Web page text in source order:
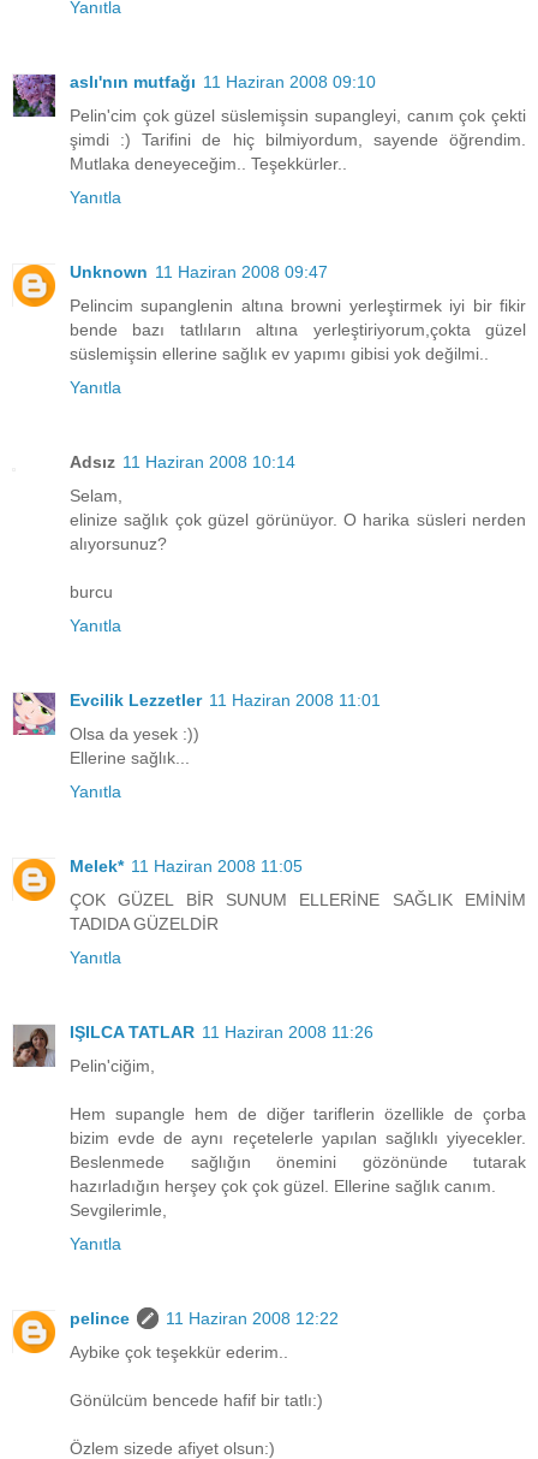
Yanıtla
aslı'nın mutfağı 11 Haziran 2008 09:10
Pelin'cim çok güzel süslemişsin supangleyi, canım çok çekti
şimdi :) Tarifini de hiç bilmiyordum, sayende öğrendim.
Mutlaka deneyeceğim.. Teşekkürler..
Yanıtla
Unknown 11 Haziran 2008 09:47
Pelincim supanglenin altına browni yerleştirmek iyi bir fikir
bende bazı tatlıların altına yerleştiriyorum,çokta güzel
süslemişsin ellerine sağlık ev yapımı gibisi yok değilmi..
Yanıtla
Adsız 11 Haziran 2008 10:14
Selam,
elinize sağlık çok güzel görünüyor. O harika süsleri nerden
alıyorsunuz?
burcu
Yanıtla
Evcilik Lezzetler 11 Haziran 2008 11:01
Olsa da yesek :))
Ellerine sağlık...
Yanıtla
Melek* 11 Haziran 2008 11:05
ÇOK GÜZEL BİR SUNUM ELLERİNE SAĞLIK EMİNİM
TADIDA GÜZELDİR
Yanıtla
IŞILCA TATLAR 11 Haziran 2008 11:26
Pelin'ciğim,
Hem supangle hem de diğer tariflerin özellikle de çorba
bizim evde de aynı reçetelerle yapılan sağlıklı yiyecekler.
Beslenmede sağlığın önemini gözönünde tutarak
hazırladığın herşey çok çok güzel. Ellerine sağlık canım.
Sevgilerimle,
Yanıtla
pelince
11 Haziran 2008 12:22
Aybike çok teşekkür ederim..
Gönülcüm bencede hafif bir tatlı:)
Özlem sizede afiyet olsun:)